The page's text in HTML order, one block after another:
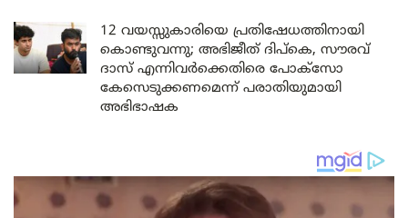
12 വയസ്സുകാരിയെ പ്രതിഷേധത്തിനായി
കൊണ്ടുവന്നു; അഭിജീത് ദിപ്കെ, സൗരവ്
ദാസ് എന്നിവർക്കെതിരെ പോക്സോ
കേസെടുക്കണമെന്ന് പരാതിയുമായി
അഭിഭാഷക